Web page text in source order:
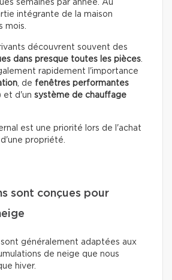
semaines par année. Au
intégrante de la maison
mois.
découvrent souvent des
dans presque toutes les pièces.
rapidement l'importance
, de fenêtres performantes
et d'un système de chauffage
est une priorité lors de l'achat
propriété.
sont conçues pour
sont généralement adaptées aux
de neige que nous
hiver.